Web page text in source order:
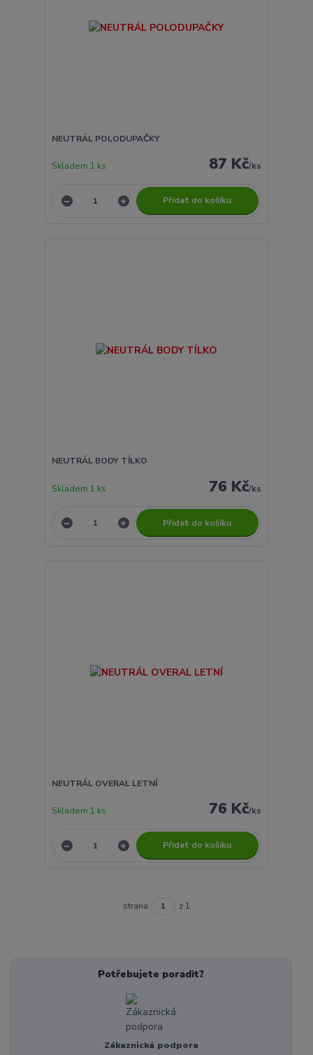
NEUTRÁL POLODUPAČKY
87 Kč/ks
Skladem 1 ks
Přidat do košíku
NEUTRÁL BODY TÍLKO
76 Kč/ks
Skladem 1 ks
Přidat do košíku
NEUTRÁL OVERAL LETNÍ
76 Kč/ks
Skladem 1 ks
Přidat do košíku
strana z 1
Potřebujete poradit?
Zákaznická podpora